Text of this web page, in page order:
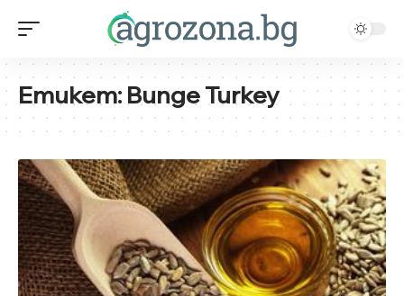
Етикет:Bunge Turkey